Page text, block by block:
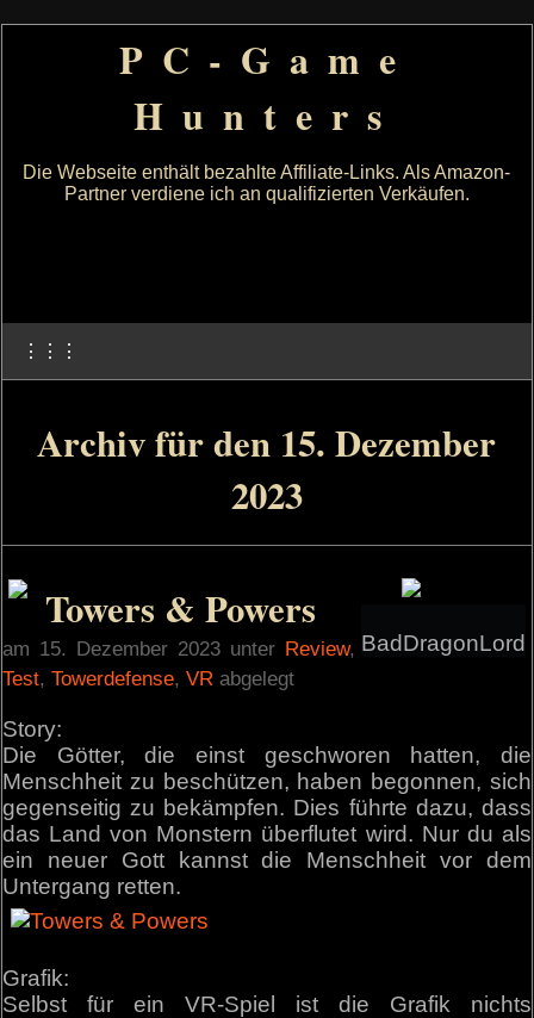
PC-Game
Hunters
Die Webseite enthält bezahlte Affiliate-Links. Als Amazon-
Partner verdiene ich an qualifizierten Verkäufen.
⋮⋮⋮
Archiv für den 15. Dezember
2023
BadDragonLord
Towers & Powers
am 15. Dezember 2023 unter Review,
Test,Towerdefense,VR abgelegt
Story:
Die Götter, die einst geschworen hatten, die
Menschheit zu beschützen, haben begonnen, sich
gegenseitig zu bekämpfen. Dies führte dazu, dass
das Land von Monstern überflutet wird. Nur du als
ein neuer Gott kannst die Menschheit vor dem
Untergang retten.
Grafik:
Selbst für ein VR-Spiel ist die Grafik nichts